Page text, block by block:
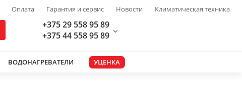
Оплата Гарантия и сервис Новости Климатическая техника
+375 29 558 95 89
+375 44 558 95 89
ВОДОНАГРЕВАТЕЛИ УЦЕНКА